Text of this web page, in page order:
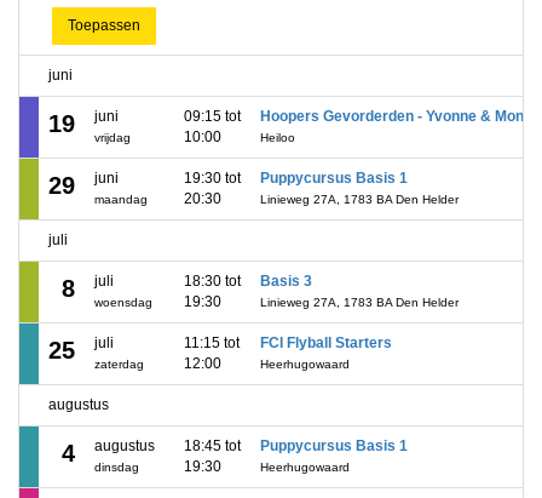
Toepassen
juni
19 juni
vrijdag
09:15 tot
10:00
Hoopers Gevorderden - Yvonne &
Heiloo
29 juni
maandag
19:30 tot
20:30
Puppycursus Basis 1
Linieweg 27A, 1783 BA Den Helder
juli
8 juli
woensdag
18:30 tot
19:30
Basis 3
Linieweg 27A, 1783 BA Den Helder
25 juli
zaterdag
11:15 tot
12:00
FCI Flyball Starters
Heerhugowaard
augustus
4 augustus
dinsdag
18:45 tot
19:30
Puppycursus Basis 1
Heerhugowaard